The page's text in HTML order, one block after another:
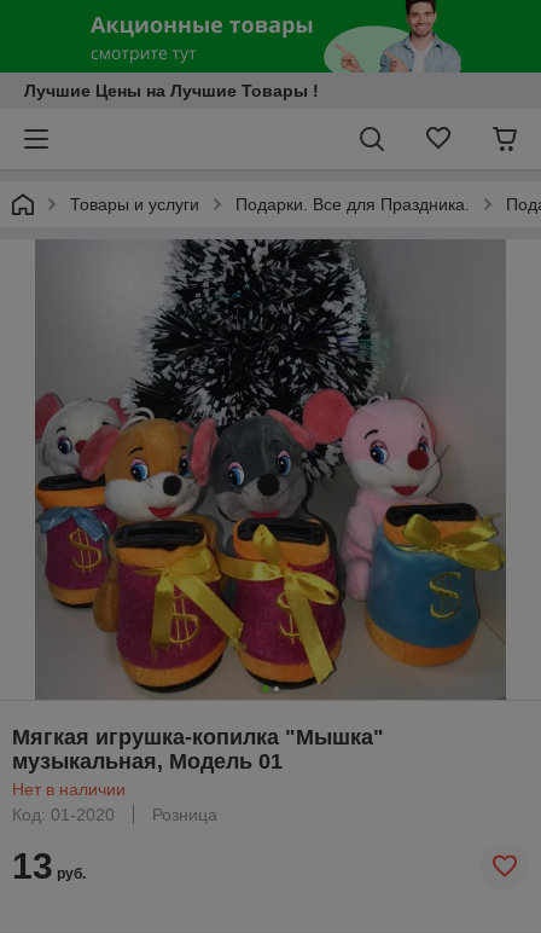
Лучшие Цены на Лучшие Товары !
Товары и услуги Подарки. Все для Праздника.
Мягкая игрушка-копилка "Мышка"
музыкальная, Модель 01
Нет в наличии
Код: 01-2020
Розница
13 руб.